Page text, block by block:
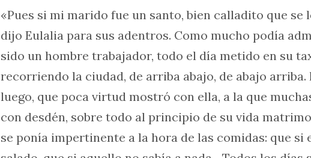
«Pues si mi marido fue un santo, bien calladito que se
dijo Eulalia para sus adentros. Como mucho podía
sido un hombre trabajador, todo el día metido en su
recorriendo la ciudad, de arriba abajo, de abajo arriba.
luego, que poca virtud mostró con ella, a la que
con desdén, sobre todo al principio de su vida
se ponía impertinente a la hora de las comidas: que si